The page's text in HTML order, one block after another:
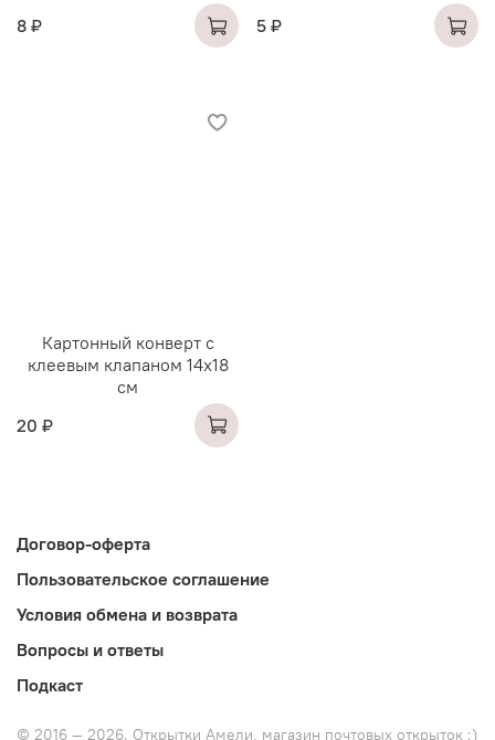
8 ₽
5 ₽
Картонный конверт с
клеевым клапаном 14х18
см
20 ₽
Договор-оферта
Пользовательское соглашение
Условия обмена и возврата
Вопросы и ответы
Подкаст
© 2016 — 2026. Открытки Амели, магазин почтовых открыток :)